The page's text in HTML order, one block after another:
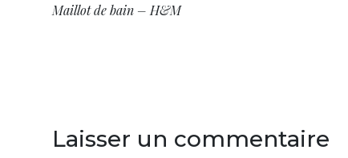
Maillot de bain – H&M
Laisser un commentaire